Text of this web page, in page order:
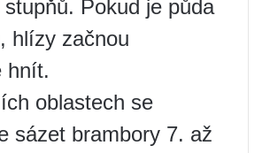
Pokud je půda
hlízy začnou
hnít.
oblastech se
sázet brambory 7. až